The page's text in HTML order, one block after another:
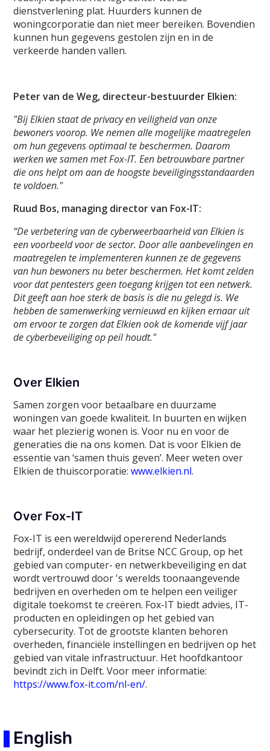
dienstverlening plat. Huurders kunnen de
woningcorporatie dan niet meer bereiken. Bovendien
kunnen hun gegevens gestolen zijn en in de
verkeerde handen vallen.
Peter van de Weg, directeur-bestuurder Elkien:
"Bij Elkien staat de privacy en veiligheid van onze
bewoners voorop. We nemen alle mogelijke maatregelen
om hun gegevens optimaal te beschermen. Daarom
werken we samen met Fox-IT. Een betrouwbare partner
die ons helpt om aan de hoogste beveiligingsstandaarden
te voldoen."
Ruud Bos, managing director van Fox-IT:
“De verbetering van de cyberweerbaarheid van Elkien is
een voorbeeld voor de sector. Door alle aanbevelingen en
maatregelen te implementeren kunnen ze de gegevens
van hun bewoners nu beter beschermen. Het komt zelden
voor dat pentesters geen toegang krijgen tot een netwerk.
Dit geeft aan hoe sterk de basis is die nu gelegd is. We
hebben de samenwerking vernieuwd en kijken ernaar uit
om ervoor te zorgen dat Elkien ook de komende vijf jaar
de cyberbeveiliging op peil houdt."
Over Elkien
Samen zorgen voor betaalbare en duurzame
woningen van goede kwaliteit. In buurten en wijken
waar het plezierig wonen is. Voor nu en voor de
generaties die na ons komen. Dat is voor Elkien de
essentie van ‘samen thuis geven’. Meer weten over
Elkien de thuiscorporatie:www.elkien.nl.
Over Fox-IT
Fox-IT is een wereldwijd opererend Nederlands
bedrijf, onderdeel van de Britse NCC Group, op het
gebied van computer- en netwerkbeveiliging en dat
wordt vertrouwd door 's werelds toonaangevende
bedrijven en overheden om te helpen een veiliger
digitale toekomst te creëren. Fox-IT biedt advies, IT-
producten en opleidingen op het gebied van
cybersecurity. Tot de grootste klanten behoren
overheden, financiële instellingen en bedrijven op het
gebied van vitale infrastructuur. Het hoofdkantoor
bevindt zich in Delft. Voor meer informatie:
https://www.fox-it.com/nl-en/.
English